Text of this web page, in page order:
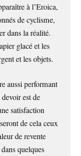
à l’Eroica,
de cyclisme,
dans la réalité.
glacé et les
et les objets.
aussi performant
est de
satisfaction
de cela ceux
de revente
quelques